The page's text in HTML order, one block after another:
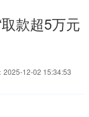
款超5万元
2025-12-02 15:34:53